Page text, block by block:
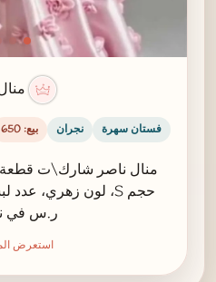
فستان سهرة نجران بيع: 650
منال ناصر شارك\ت
ر.س في
استعرض